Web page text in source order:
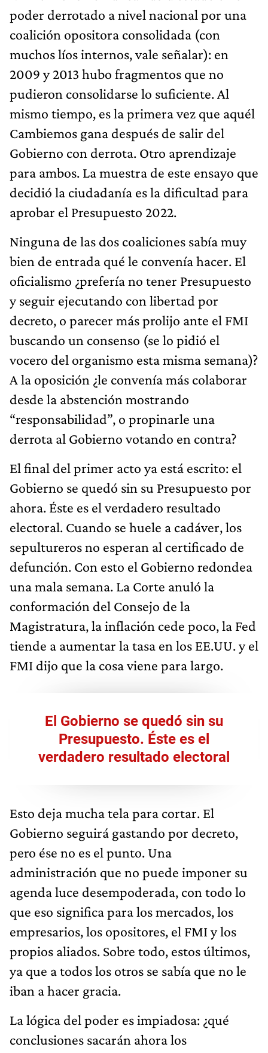
poder derrotado a nivel nacional por una
coalición opositora consolidada (con
muchos líos internos, vale señalar): en
2009 y 2013 hubo fragmentos que no
pudieron consolidarse lo suficiente. Al
mismo tiempo, es la primera vez que aquél
Cambiemos gana después de salir del
Gobierno con derrota. Otro aprendizaje
para ambos. La muestra de este ensayo que
decidió la ciudadanía es la dificultad para
aprobar el Presupuesto 2022.
Ninguna de las dos coaliciones sabía muy
bien de entrada qué le convenía hacer. El
oficialismo ¿prefería no tener Presupuesto
y seguir ejecutando con libertad por
decreto, o parecer más prolijo ante el FMI
buscando un consenso (se lo pidió el
vocero del organismo esta misma semana)?
A la oposición ¿le convenía más colaborar
desde la abstención mostrando
“responsabilidad”, o propinarle una
derrota al Gobierno votando en contra?
El final del primer acto ya está escrito: el
Gobierno se quedó sin su Presupuesto por
ahora. Éste es el verdadero resultado
electoral. Cuando se huele a cadáver, los
sepultureros no esperan al certificado de
defunción. Con esto el Gobierno redondea
una mala semana. La Corte anuló la
conformación del Consejo de la
Magistratura, la inflación cede poco, la Fed
tiende a aumentar la tasa en los EE.UU. y el
FMI dijo que la cosa viene para largo.
El Gobierno se quedó sin su
Presupuesto. Éste es el
verdadero resultado electoral
Esto deja mucha tela para cortar. El
Gobierno seguirá gastando por decreto,
pero ése no es el punto. Una
administración que no puede imponer su
agenda luce desempoderada, con todo lo
que eso significa para los mercados, los
empresarios, los opositores, el FMI y los
propios aliados. Sobre todo, estos últimos,
ya que a todos los otros se sabía que no le
iban a hacer gracia.
La lógica del poder es impiadosa: ¿qué
conclusiones sacarán ahora los